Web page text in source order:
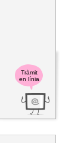
Tràmit
en línia